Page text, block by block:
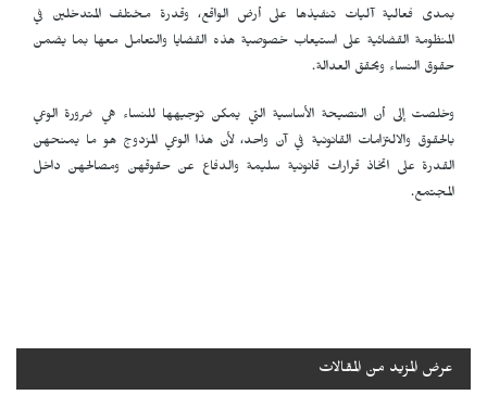
بمدى فعالية آليات تنفيذها على أرض الواقع، وقدرة مختلف المتدخلين في
المنظومة القضائية على استيعاب خصوصية هذه القضايا والتعامل معها بما يضمن
حقوق النساء ويحقق العدالة.
وخلصت إلى أن النصيحة الأساسية التي يمكن توجيهها للنساء هي ضرورة الوعي
بالحقوق والالتزامات القانونية في آن واحد، لأن هذا الوعي المزدوج هو ما يمنحهن
القدرة على اتخاذ قرارات قانونية سليمة والدفاع عن حقوقهن ومصالحهن داخل
المجتمع.
عرض المزيد من المقالات